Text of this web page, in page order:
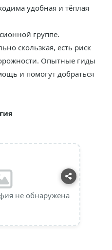
удобная и тёплая
группе.
скользкая, есть риск
Опытные гиды
и помогут добраться
не обнаружена